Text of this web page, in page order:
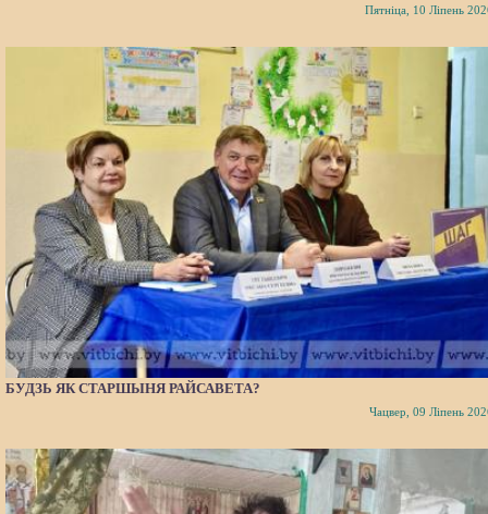
Пятніца, 10 Ліпень
БУДЗЬ ЯК СТАРШЫНЯ РАЙСАВЕТА?
Чацвер, 09 Ліпень